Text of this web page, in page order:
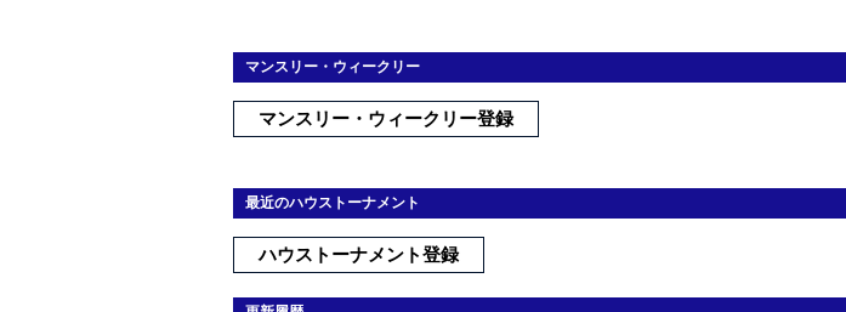
マンスリー・ウィークリー
マンスリー・ウィークリー登録
最近のハウストーナメント
ハウストーナメント登録